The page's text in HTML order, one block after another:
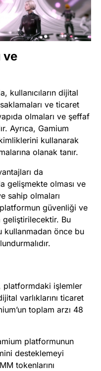
ve
kullanıcıların dijital
ve ticaret
olmaları ve şeffaf
Ayrıca, Gamium
kullanarak
olanak tanır.
da
gelişmekte olması ve
sahip olmaları
güvenliği ve
geliştirilecektir. Bu
kullanmadan önce bu
platformdaki işlemler
varlıklarını ticaret
toplam arzı 48
platformunun
desteklemeyi
tokenlarını